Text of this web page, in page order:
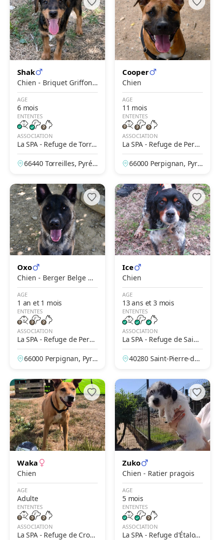
Shak
Chien - Briquet Griffon
Vendéen
AGE
6 mois
ENTENTES
ASSOCIATION
La SPA - Refuge de Torrei
lles – Le Jardin de La Pad
rine66440 Torreilles, Pyrén
Cooper
Chien
AGE
11 mois
ENTENTES
ASSOCIATION
La SPA - Refuge de Perpi
gnan
66000 Perpignan, Pyré
e
Oxo
Chien - Berger Belge M
alinois
AGE
1 an et 1 mois
ENTENTES
ASSOCIATION
La SPA - Refuge de Perpi
gnan
66000 Perpignan, Pyré
e
Ice
Chien
AGE
13 ans et 3 mois
ENTENTES
ASSOCIATION
La SPA - Refuge de Saint-
Pierre-du-Mont – Mont-d
e-Marsan
40280 Saint-Pierre-du-
Waka
Chien
AGE
Adulte
ENTENTES
ASSOCIATION
La SPA - Refuge de Crozo
Zuko
Chien - Ratier pragois
AGE
5 mois
ENTENTES
ASSOCIATION
La SPA - Refuge d'Étalon